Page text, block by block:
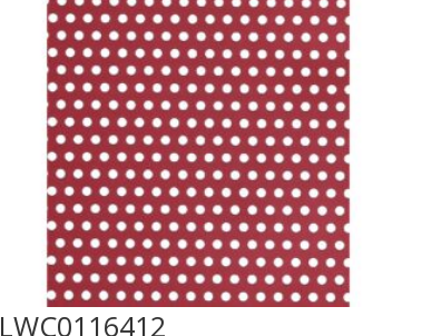
LWC0116412